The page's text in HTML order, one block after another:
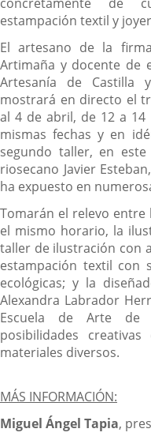
estampación textil y
El artesano de la
Artimaña y docente de
Artesanía de Castilla y
mostrará en directo el
al 4 de abril, de 12 a 14
mismas fechas y en
segundo taller, en
riosecano Javier
ha expuesto en
Tomarán el relevo entre
el mismo horario, la
taller de ilustración con
estampación textil con
ecológicas; y la
Alexandra Labrador
Escuela de Arte de
posibilidades
materiales diversos.
MÁS INFORMACIÓN:
Miguel Ángel Tapia,